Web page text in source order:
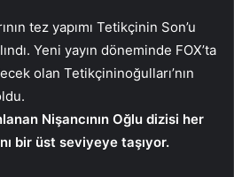
tez yapımı Tetikçinin Son’u
Yeni yayın döneminde FOX’ta
olan Tetikçininoğulları’nın
Nişancının Oğlu dizisi her
bir üst seviyeye taşıyor.